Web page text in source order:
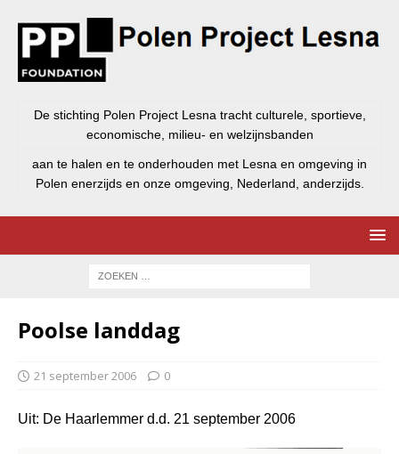
De stichting Polen Project Lesna tracht culturele, sportieve,
economische, milieu- en welzijnsbanden
aan te halen en te onderhouden met Lesna en omgeving in
Polen enerzijds en onze omgeving, Nederland, anderzijds.
Poolse landdag
21 september 2006 0
Uit: De Haarlemmer d.d. 21 september 2006